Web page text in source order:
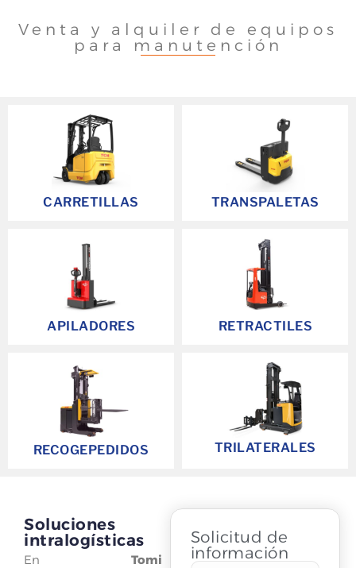
Venta y alquiler de equipos
para manutención
CARRETILLAS TRANSPALETAS
APILADORES RETRACTILES
RECOGEPEDIDOS TRILATERALES
Soluciones
intralogísticas
En Tomi
Solicitud de
información